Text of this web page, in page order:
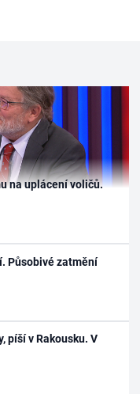
na uplácení voličů.
Působivé zatmění
píší v Rakousku. V